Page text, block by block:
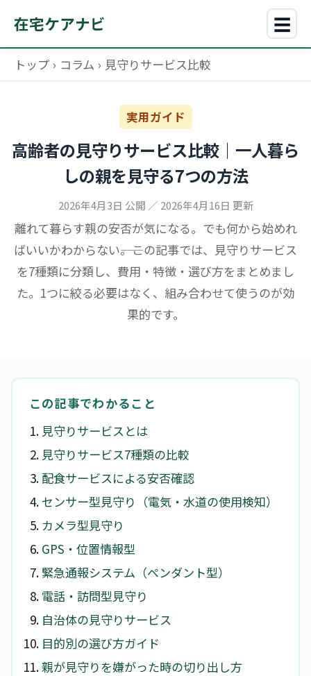
在宅ケアナビ ☰
トップ › コラム › 見守りサービス比較
実用ガイド
高齢者の見守りサービス比較｜一人暮ら
しの親を見守る7つの方法
2026年4月3日 公開 ／ 2026年4月16日 更新
離れて暮らす親の安否が気になる。でも何から始めれ
ばいいかわからない――。この記事では、見守りサービス
を7種類に分類し、費用・特徴・選び方をまとめまし
た。1つに絞る必要はなく、組み合わせて使うのが効
果的です。
この記事でわかること
見守りサービスとは
見守りサービス7種類の比較
配食サービスによる安否確認
センサー型見守り（電気・水道の使用検知）
カメラ型見守り
GPS・位置情報型
緊急通報システム（ペンダント型）
電話・訪問型見守り
自治体の見守りサービス
目的別の選び方ガイド
親が見守りを嫌がった時の切り出し方